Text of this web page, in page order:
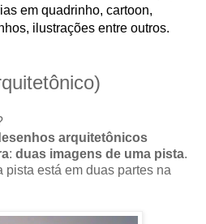
em quadrinho, cartoon,
ilustrações entre outros.
arquitetônicos
: duas imagens de uma pista.
pista está em duas partes na